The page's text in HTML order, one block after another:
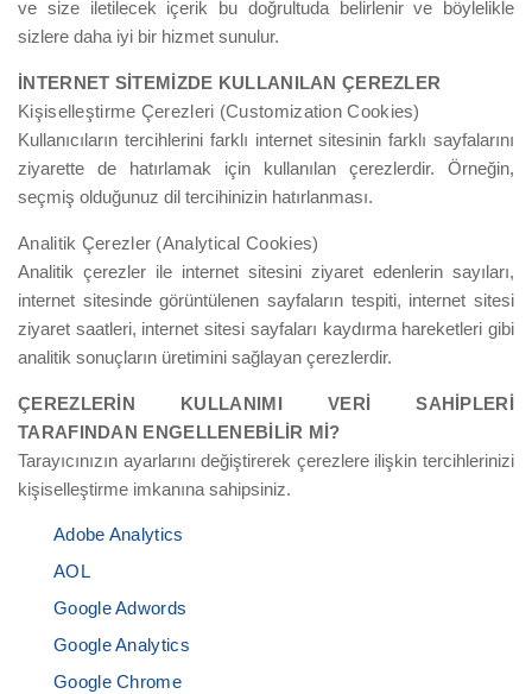
ve size iletilecek içerik bu doğrultuda belirlenir ve böylelikle
sizlere daha iyi bir hizmet sunulur.
İNTERNET SİTEMİZDE KULLANILAN ÇEREZLER
Kişiselleştirme Çerezleri (Customization Cookies)
Kullanıcıların tercihlerini farklı internet sitesinin farklı sayfalarını
ziyarette de hatırlamak için kullanılan çerezlerdir. Örneğin,
seçmiş olduğunuz dil tercihinizin hatırlanması.
Analitik Çerezler (Analytical Cookies)
Analitik çerezler ile internet sitesini ziyaret edenlerin sayıları,
internet sitesinde görüntülenen sayfaların tespiti, internet sitesi
ziyaret saatleri, internet sitesi sayfaları kaydırma hareketleri gibi
analitik sonuçların üretimini sağlayan çerezlerdir.
ÇEREZLERİN KULLANIMI VERİ SAHİPLERİ
TARAFINDAN ENGELLENEBİLİR Mİ?
Tarayıcınızın ayarlarını değiştirerek çerezlere ilişkin tercihlerinizi
kişiselleştirme imkanına sahipsiniz.
Adobe Analytics
AOL
Google Adwords
Google Analytics
Google Chrome